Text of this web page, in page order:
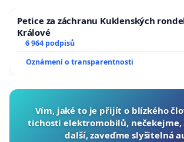
Petice za záchranu Kuklenských
Králové
6 964 podpisů
Oznámení o transparentnosti
Vím, jaké to je přijít o blízkého
tichosti elektromobilů, nečekejme,
další, zaveďme slyšitelná